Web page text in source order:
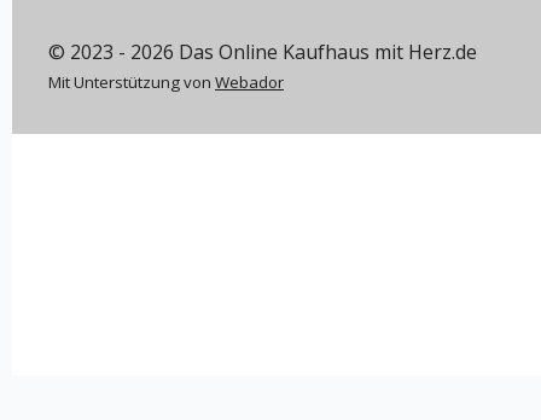
© 2023 - 2026 Das Online Kaufhaus mit Herz.de
Mit Unterstützung von Webador